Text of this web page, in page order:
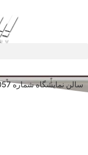
سالن نمایشگاه شماره 1057